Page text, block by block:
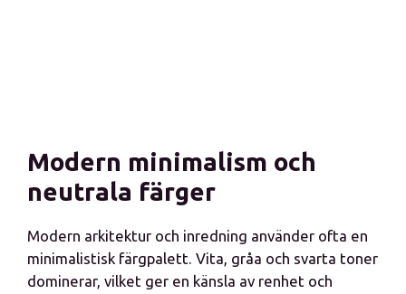
Modern minimalism och
neutrala färger
Modern arkitektur och inredning använder ofta en
minimalistisk färgpalett. Vita, gråa och svarta toner
dominerar, vilket ger en känsla av renhet och